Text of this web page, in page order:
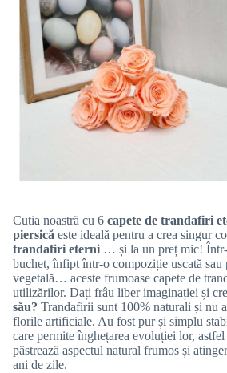
Cutia noastră cu 6 capete de trandafiri
piersică este ideală pentru a crea singur
trandafiri eterni … și la un preț mic!
buchet, înfipt într-o compoziție uscată sau
vegetală… aceste frumoase capete de
utilizărilor. Dați frâu liber imaginației și
său? Trandafirii sunt 100% naturali și nu
florile artificiale. Au fost pur și simplu
care permite înghețarea evoluției lor,
păstrează aspectul natural frumos și
ani de zile.